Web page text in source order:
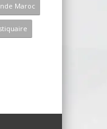
Maroc